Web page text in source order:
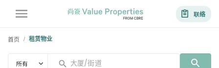
联络
首页 / 租赁物业
所有